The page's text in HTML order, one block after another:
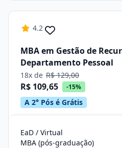
4.2
MBA em Gestão de
Departamento Pessoal
18x de R$ 129,00
R$ 109,65 -15%
A 2° Pós é Grátis
EaD / Virtual
MBA (pós-graduação)